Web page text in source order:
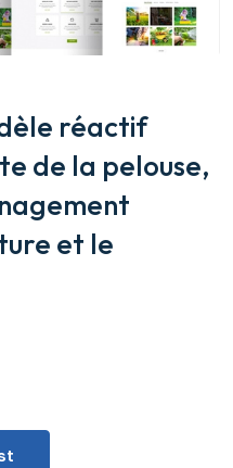
réactif
de la pelouse,
et le